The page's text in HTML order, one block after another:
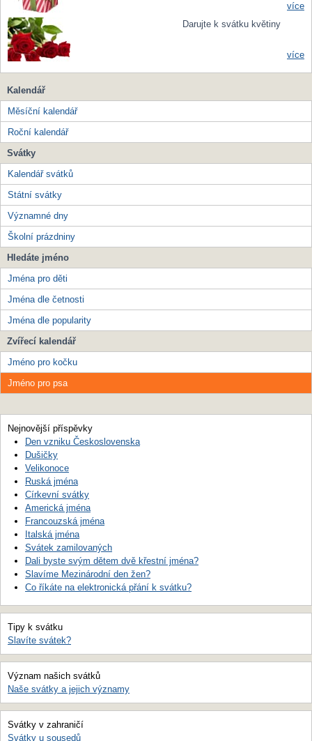
více
Darujte k svátku květiny
více
Kalendář
Měsíční kalendář
Roční kalendář
Svátky
Kalendář svátků
Státní svátky
Významné dny
Školní prázdniny
Hledáte jméno
Jména pro děti
Jména dle četnosti
Jména dle popularity
Zvířecí kalendář
Jméno pro kočku
Jméno pro psa
Nejnovější příspěvky
Den vzniku Československa
Dušičky
Velikonoce
Ruská jména
Církevní svátky
Americká jména
Francouzská jména
Italská jména
Svátek zamilovaných
Dali byste svým dětem dvě křestní jména?
Slavíme Mezinárodní den žen?
Co říkáte na elektronická přání k svátku?
Tipy k svátku
Slavíte svátek?
Význam našich svátků
Naše svátky a jejich významy
Svátky v zahraničí
Svátky u sousedů